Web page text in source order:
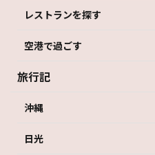
レストランを探す
空港で過ごす
旅行記
沖縄
日光